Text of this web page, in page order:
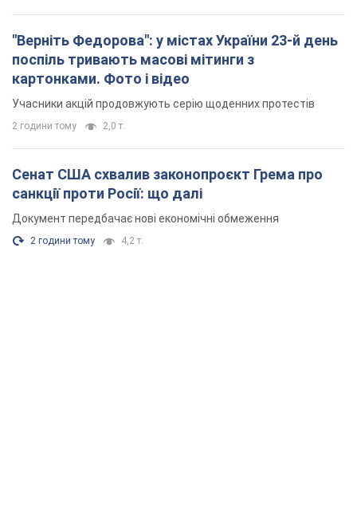
"Верніть Федорова": у містах України 23-й день
поспіль тривають масові мітинги з
картонками. Фото і відео
Учасники акцій продовжують серію щоденних протестів
2 години тому 2,0 т.
Сенат США схвалив законопроєкт Грема про
санкції проти Росії: що далі
Документ передбачає нові економічні обмеження
2 години тому 4,2 т.